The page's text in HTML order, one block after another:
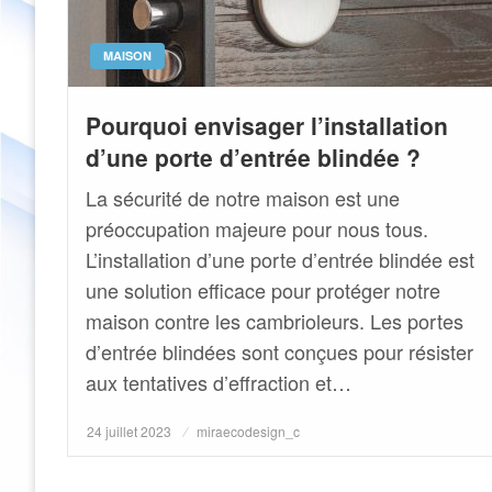
MAISON
Pourquoi envisager l’installation
d’une porte d’entrée blindée ?
La sécurité de notre maison est une
préoccupation majeure pour nous tous.
L’installation d’une porte d’entrée blindée est
une solution efficace pour protéger notre
maison contre les cambrioleurs. Les portes
d’entrée blindées sont conçues pour résister
aux tentatives d’effraction et…
Posted
on
24 juillet 2023 miraecodesign_c